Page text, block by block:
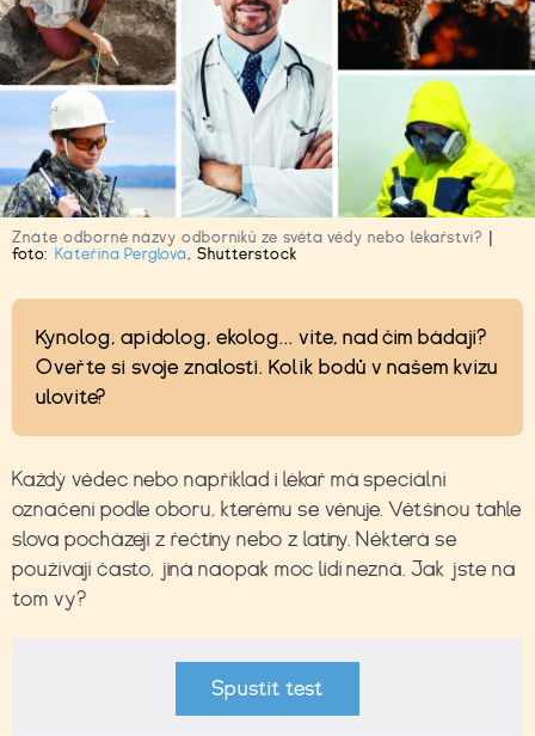
Znáte odborné názvy odborníků ze světa vědy nebo lékařství?
foto: Kateřina Perglová,Shutterstock
Kynolog, apidolog, ekolog... víte, nad čím bádají?
Oveřte si svoje znalosti. Kolik bodů v našem kvízu
ulovíte?
Každý vědec nebo například i lékař má speciální
označení podle oboru, kterému se věnuje. Většinou tahle
slova pocházejí z řečtiny nebo z latiny. Některá se
používají často, jiná naopak moc lidí nezná. Jak jste na
tom vy?
Spustit test